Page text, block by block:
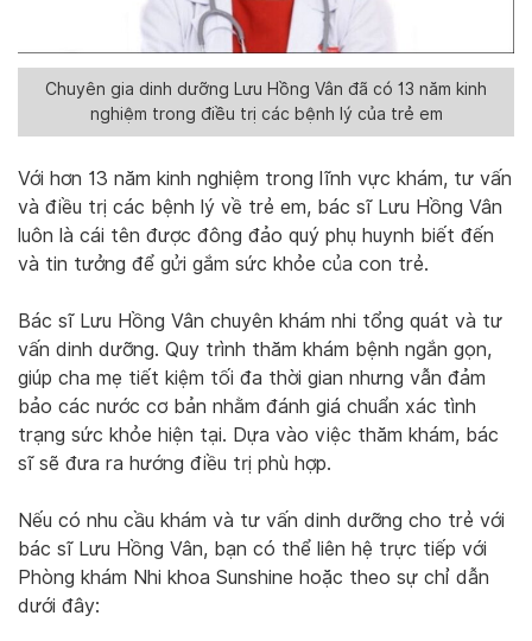
Chuyên gia dinh dưỡng Lưu Hồng Vân đã có 13 năm kinh
nghiệm trong điều trị các bệnh lý của trẻ em
Với hơn 13 năm kinh nghiệm trong lĩnh vực khám, tư vấn
và điều trị các bệnh lý về trẻ em, bác sĩ Lưu Hồng Vân
luôn là cái tên được đông đảo quý phụ huynh biết đến
và tin tưởng để gửi gắm sức khỏe của con trẻ.
Bác sĩ Lưu Hồng Vân chuyên khám nhi tổng quát và tư
vấn dinh dưỡng. Quy trình thăm khám bệnh ngắn gọn,
giúp cha mẹ tiết kiệm tối đa thời gian nhưng vẫn đảm
bảo các nước cơ bản nhằm đánh giá chuẩn xác tình
trạng sức khỏe hiện tại. Dựa vào việc thăm khám, bác
sĩ sẽ đưa ra hướng điều trị phù hợp.
Nếu có nhu cầu khám và tư vấn dinh dưỡng cho trẻ với
bác sĩ Lưu Hồng Vân, bạn có thể liên hệ trực tiếp với
Phòng khám Nhi khoa Sunshine hoặc theo sự chỉ dẫn
dưới đây: